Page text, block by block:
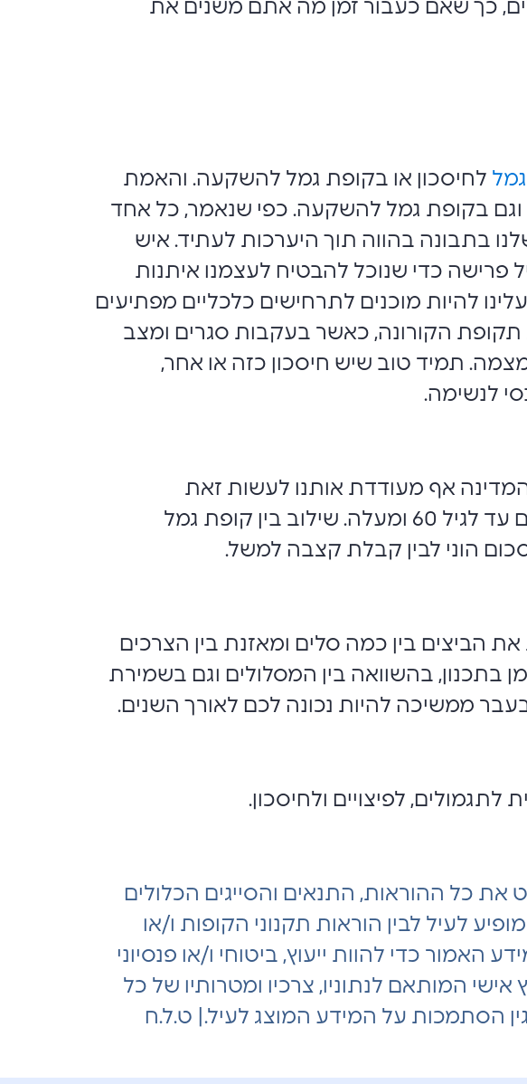
כך שאם כעבור זמן מה אתם משנים את
לחיסכון או בקופת גמל להשקעה. והאמת
וגם בקופת גמל להשקעה. כפי שנאמר, כל אחד
בתבונה בהווה תוך היערכות לעתיד. איש
פרישה כדי שנוכל להבטיח לעצמנו איתנות
להיות מוכנים לתרחישים כלכליים מפתיעים
תקופת הקורונה, כאשר בעקבות סגרים ומצב
תמיד טוב שיש חיסכון כזה או אחר,
לנשימה.
אף מעודדת אותנו לעשות זאת
באמצעות הטבת מס שהיא מעניקה למי שממתין עם שחרור הכספים עד לגיל 60 ומעלה. שילוב בין קופת גמל
הוני לבין קבלת קצבה למשל.
הביצים בין כמה סלים ומאזנת בין הצרכים
בהשוואה בין המסלולים וגם בשמירת
ממשיכה להיות נכונה לכם לאורך השנים.
לפיצויים ולחיסכון.
כל ההוראות, התנאים והסייגים הכלולים
לעיל לבין הוראות תקנוני הקופות ו/או
האמור כדי להוות ייעוץ, ביטוחי ו/או פנסיוני
אישי המותאם לנתוניו, צרכיו ומטרותיו של כל
הסתמכות על המידע המוצג לעיל.| ט.ל.ח